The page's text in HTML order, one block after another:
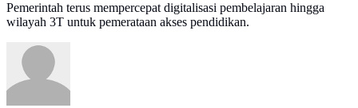
Pemerintah terus mempercepat digitalisasi pembelajaran hingga
wilayah 3T untuk pemerataan akses pendidikan.